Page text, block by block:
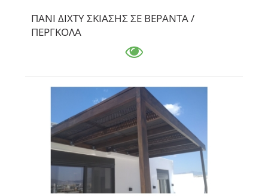
ΠΑΝΙ ΔΙΧΤΥ ΣΚΙΑΣΗΣ ΣΕ ΒΕΡΑΝΤΑ /
ΠΕΡΓΚΟΛΑ